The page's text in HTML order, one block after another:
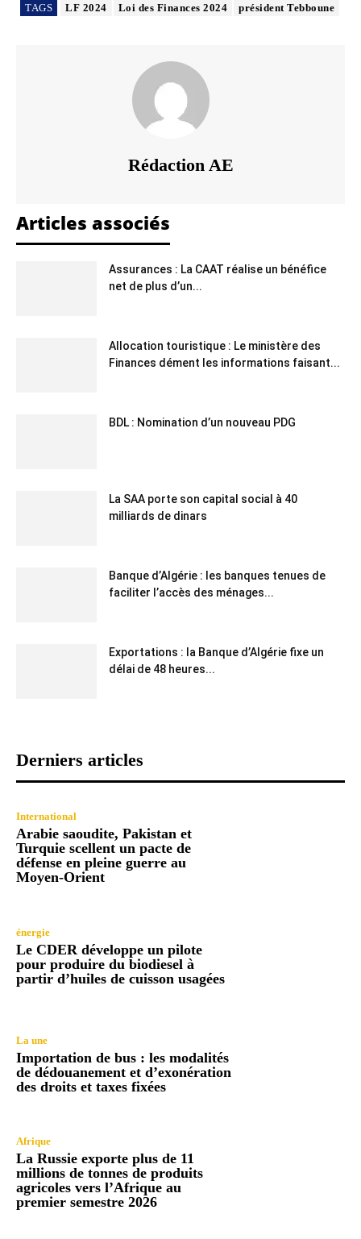
TAGS LF 2024 Loi des Finances 2024 président Tebboune
Rédaction AE
Articles associés
Assurances : La CAAT réalise un bénéfice
net de plus d’un...
Allocation touristique : Le ministère des
Finances dément les informations faisant...
BDL : Nomination d’un nouveau PDG
La SAA porte son capital social à 40
milliards de dinars
Banque d’Algérie : les banques tenues de
faciliter l’accès des ménages...
Exportations : la Banque d’Algérie fixe un
délai de 48 heures...
Derniers articles
International
Arabie saoudite, Pakistan et
Turquie scellent un pacte de
défense en pleine guerre au
Moyen-Orient
énergie
Le CDER développe un pilote
pour produire du biodiesel à
partir d’huiles de cuisson usagées
La une
Importation de bus : les modalités
de dédouanement et d’exonération
des droits et taxes fixées
Afrique
La Russie exporte plus de 11
millions de tonnes de produits
agricoles vers l’Afrique au
premier semestre 2026